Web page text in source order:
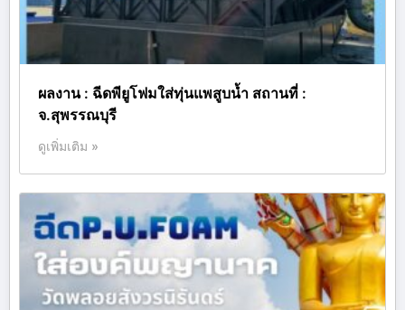
ผลงาน : ฉีดพียูโฟมใส่ทุ่นแพสูบน้ำ สถานที่ :
จ.สุพรรณบุรี
ดูเพิ่มเติม »